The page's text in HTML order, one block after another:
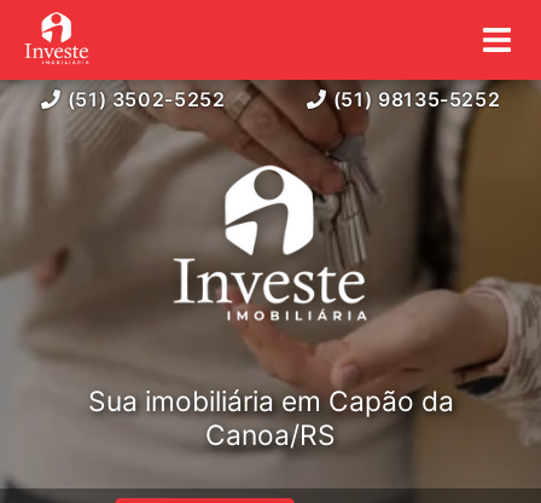
(51) 3502-5252 (51) 98135-5252
Sua imobiliária em Capão da
Canoa/RS